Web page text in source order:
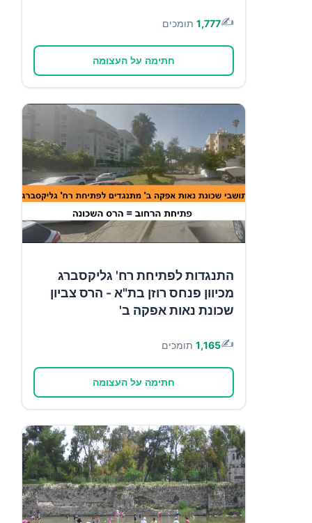
✍️
1,777 תומכים
חתימה על העצומה
התנגדות לפתיחת רח' גליקסברג
מכיוון פנחס רוזן בת"א - הרס צביון
שכונת נאות אפקה ב'
✍️
1,165 תומכים
חתימה על העצומה